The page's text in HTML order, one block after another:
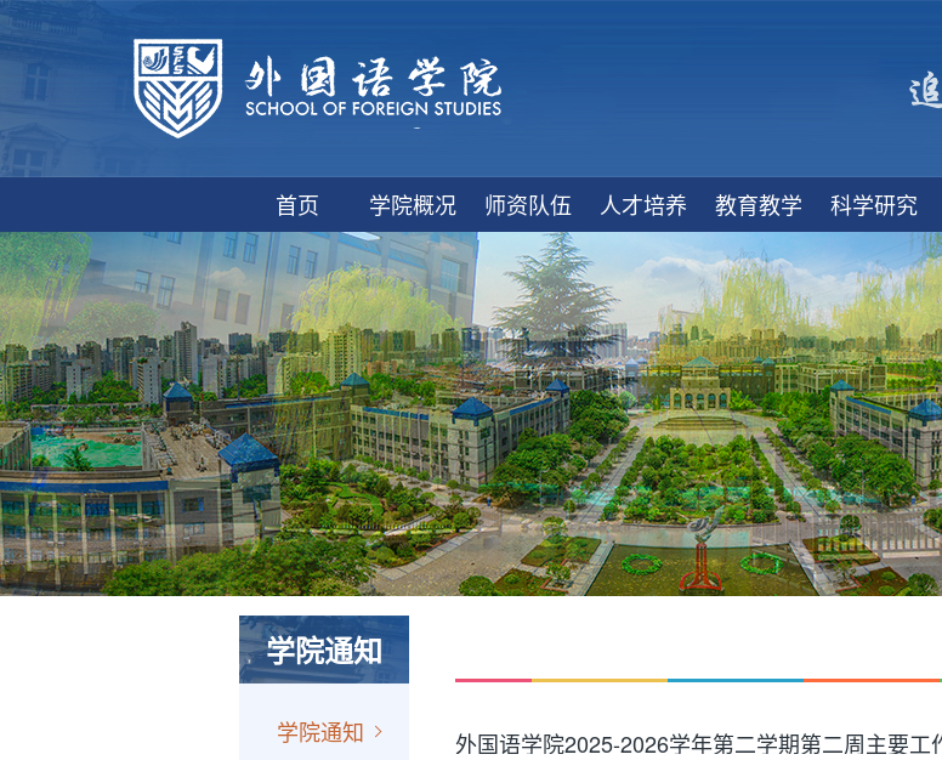
首页 学院概况 师资队伍 人才培养 教育教学 科学研究
学院通知
学院通知 外国语学院2025-2026学年第二学期第二周主要工